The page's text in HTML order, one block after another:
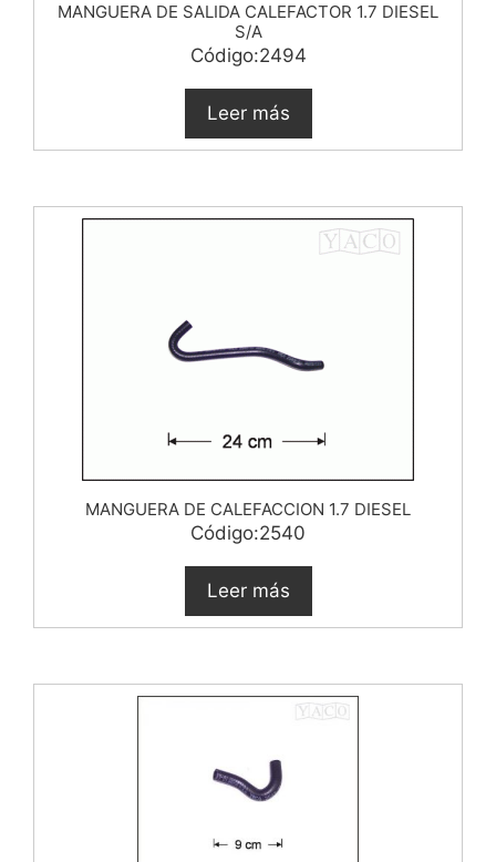
MANGUERA DE SALIDA CALEFACTOR 1.7 DIESEL
S/A
Código:2494
Leer más
MANGUERA DE CALEFACCION 1.7 DIESEL
Código:2540
Leer más